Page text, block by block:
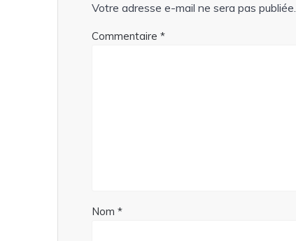
Votre adresse e-mail ne sera pas publiée.
Commentaire*
Nom*